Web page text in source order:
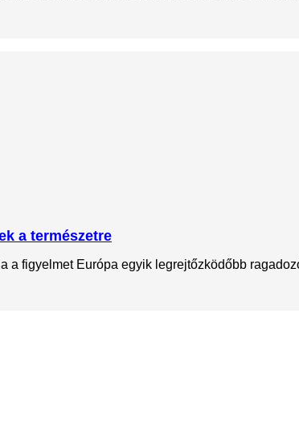
a természetre
figyelmet Európa egyik legrejtőzködőbb